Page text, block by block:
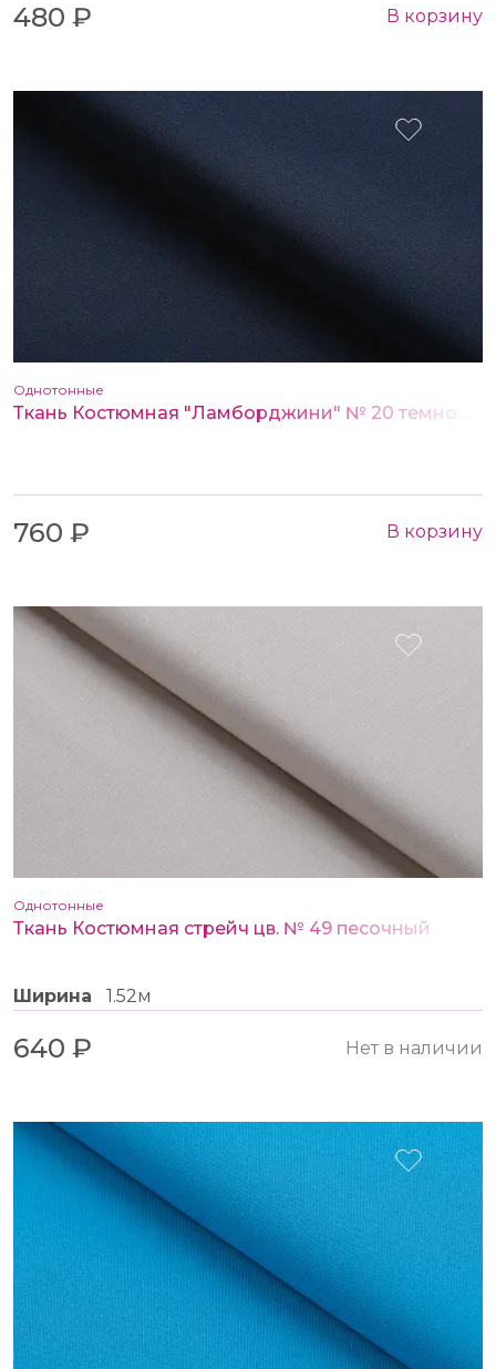
480 ₽ В корзину
Однотонные
760 ₽ В корзину
Однотонные
Ткань Костюмная стрейч цв. № 49 песочный
Ширина 1.52м
640 ₽ Нет в наличии